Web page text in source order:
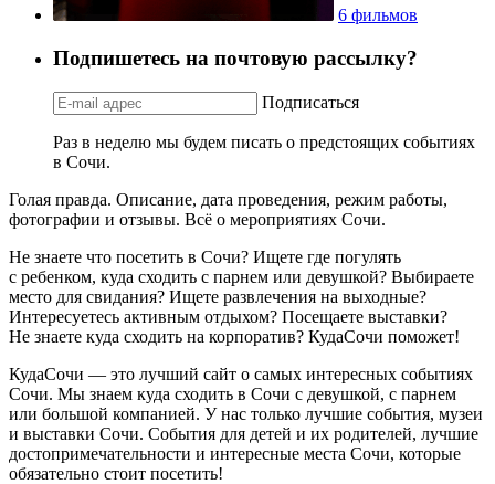
6 фильмов
Подпишетесь на почтовую рассылку?
Подписаться
Раз в неделю мы будем писать о предстоящих событиях
в Сочи.
Голая правда. Описание, дата проведения, режим работы,
фотографии и отзывы. Всё о мероприятиях Сочи.
Не знаете что посетить в Сочи? Ищете где погулять
с ребенком, куда сходить с парнем или девушкой? Выбираете
место для свидания? Ищете развлечения на выходные?
Интересуетесь активным отдыхом? Посещаете выставки?
Не знаете куда сходить на корпоратив? КудаСочи поможет!
КудаСочи — это лучший сайт о самых интересных событиях
Сочи. Мы знаем куда сходить в Сочи с девушкой, с парнем
или большой компанией. У нас только лучшие события, музеи
и выставки Сочи. События для детей и их родителей, лучшие
достопримечательности и интересные места Сочи, которые
обязательно стоит посетить!